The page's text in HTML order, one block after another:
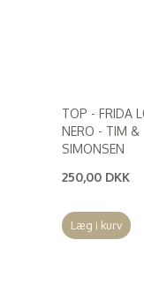
TOP - FRIDA
NERO - TIM &
SIMONSEN
250,00 DKK
Læg i kurv